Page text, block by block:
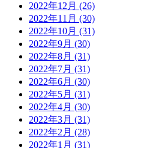
2022年12月 (26)
2022年11月 (30)
2022年10月 (31)
2022年9月 (30)
2022年8月 (31)
2022年7月 (31)
2022年6月 (30)
2022年5月 (31)
2022年4月 (30)
2022年3月 (31)
2022年2月 (28)
2022年1月 (31)